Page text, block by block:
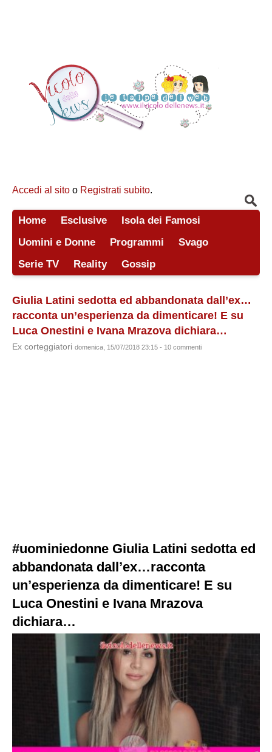
Accedi al sito o Registrati subito.
Home Esclusive
Isola dei Famosi
Uomini e Donne
Programmi
Svago
Serie TV
Reality Gossip
Giulia Latini sedotta ed abbandonata dall’ex…
racconta un’esperienza da dimenticare! E su
Luca Onestini e Ivana Mrazova dichiara…
Ex corteggiatori domenica, 15/07/2018 23:15 - 10 commenti
#uominiedonne Giulia Latini sedotta ed
abbandonata dall’ex…racconta
un’esperienza da dimenticare! E su
Luca Onestini e Ivana Mrazova
dichiara…